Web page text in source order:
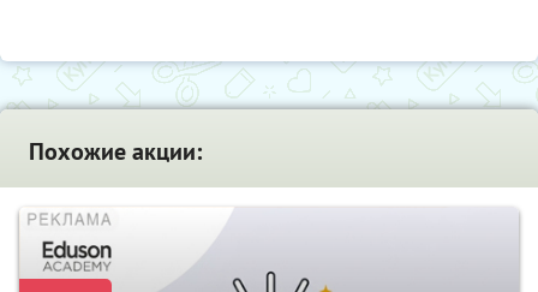
Похожие акции: